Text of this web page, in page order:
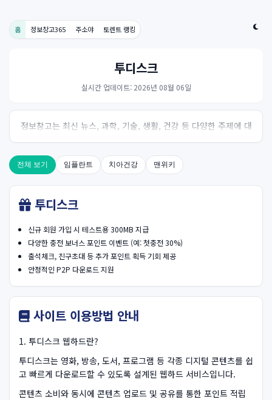
홈 정보창고365 주소야 토렌트 랭킹
투디스크
실시간 업데이트: 2026년 08월 06일
정보창고는 최신 뉴스, 과학, 기술, 생활, 건강 등 다양한 주제에 대
한 신뢰성 있는 정보를 제공하는 온라인 자료실입니다.
전체 보기 임플란트 치아건강 맨위키
투디스크
신규 회원 가입 시 테스트용 300MB 지급
다양한 충전 보너스 포인트 이벤트 (예: 첫충전 30%)
출석체크, 친구초대 등 추가 포인트 획득 기회 제공
안정적인 P2P 다운로드 지원
사이트 이용방법 안내
1. 투디스크 웹하드란?
투디스크는 영화, 방송, 도서, 프로그램 등 각종 디지털 콘텐츠를 쉽
고 빠르게 다운로드할 수 있도록 설계된 웹하드 서비스입니다.
콘텐츠 소비와 동시에 콘텐츠 업로드 및 공유를 통한 포인트 적립